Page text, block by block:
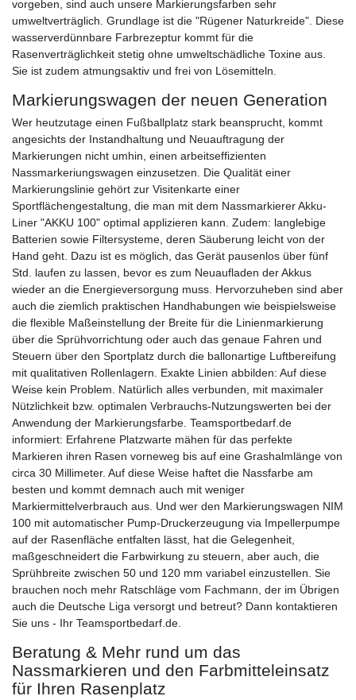
vorgeben, sind auch unsere Markierungsfarben sehr
umweltverträglich. Grundlage ist die "Rügener Naturkreide". Diese
wasserverdünnbare Farbrezeptur kommt für die
Rasenverträglichkeit stetig ohne umweltschädliche Toxine aus.
Sie ist zudem atmungsaktiv und frei von Lösemitteln.
Markierungswagen der neuen Generation
Wer heutzutage einen Fußballplatz stark beansprucht, kommt
angesichts der Instandhaltung und Neuauftragung der
Markierungen nicht umhin, einen arbeitseffizienten
Nassmarkeriungswagen einzusetzen. Die Qualität einer
Markierungslinie gehört zur Visitenkarte einer
Sportflächengestaltung, die man mit dem Nassmarkierer Akku-
Liner "AKKU 100" optimal applizieren kann. Zudem: langlebige
Batterien sowie Filtersysteme, deren Säuberung leicht von der
Hand geht. Dazu ist es möglich, das Gerät pausenlos über fünf
Std. laufen zu lassen, bevor es zum Neuaufladen der Akkus
wieder an die Energieversorgung muss. Hervorzuheben sind aber
auch die ziemlich praktischen Handhabungen wie beispielsweise
die flexible Maßeinstellung der Breite für die Linienmarkierung
über die Sprühvorrichtung oder auch das genaue Fahren und
Steuern über den Sportplatz durch die ballonartige Luftbereifung
mit qualitativen Rollenlagern. Exakte Linien abbilden: Auf diese
Weise kein Problem. Natürlich alles verbunden, mit maximaler
Nützlichkeit bzw. optimalen Verbrauchs-Nutzungswerten bei der
Anwendung der Markierungsfarbe. Teamsportbedarf.de
informiert: Erfahrene Platzwarte mähen für das perfekte
Markieren ihren Rasen vorneweg bis auf eine Grashalmlänge von
circa 30 Millimeter. Auf diese Weise haftet die Nassfarbe am
besten und kommt demnach auch mit weniger
Markiermittelverbrauch aus. Und wer den Markierungswagen NIM
100 mit automatischer Pump-Druckerzeugung via Impellerpumpe
auf der Rasenfläche entfalten lässt, hat die Gelegenheit,
maßgeschneidert die Farbwirkung zu steuern, aber auch, die
Sprühbreite zwischen 50 und 120 mm variabel einzustellen. Sie
brauchen noch mehr Ratschläge vom Fachmann, der im Übrigen
auch die Deutsche Liga versorgt und betreut? Dann kontaktieren
Sie uns - Ihr Teamsportbedarf.de.
Beratung & Mehr rund um das
Nassmarkieren und den Farbmitteleinsatz
für Ihren Rasenplatz